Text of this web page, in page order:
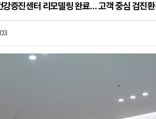
강증진센터 리모델링 완료… 고객 중심 검진